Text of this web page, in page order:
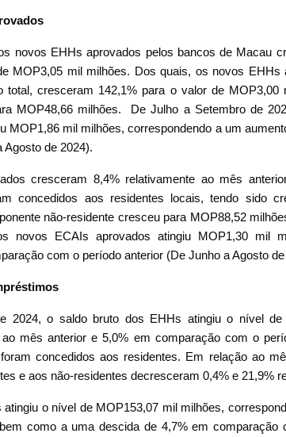
novos EHHs aprovados pelos bancos de Macau
MOP3,05 mil milhões. Dos quais, os novos EHHs
total, cresceram 142,1% para o valor de MOP3,00
MOP48,66 milhões. De Julho a Setembro de
MOP1,86 mil milhões, correspondendo a um
Agosto de 2024).
cresceram 8,4% relativamente ao mês
concedidos aos residentes locais, tendo sido
não-residente cresceu para MOP88,52
novos ECAIs aprovados atingiu MOP1,30 mil
com o período anterior (De Junho a Agosto
2024, o saldo bruto dos EHHs atingiu o nível de
mês anterior e 5,0% em comparação com o
concedidos aos residentes. Em relação ao
e aos não-residentes decresceram 0,4% e 21,9%
o nível de MOP153,07 mil milhões,
como a uma descida de 4,7% em comparação